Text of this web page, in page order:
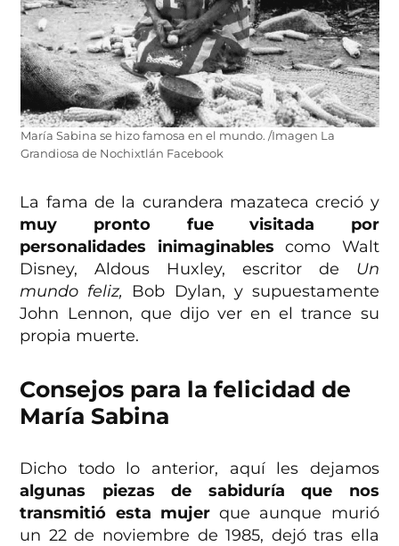
María Sabina se hizo famosa en el mundo. /Imagen La
Grandiosa de Nochixtlán Facebook
La fama de la curandera mazateca creció y
muy pronto fue visitada por
personalidades inimaginables como Walt
Disney, Aldous Huxley, escritor de Un
mundo feliz, Bob Dylan, y supuestamente
John Lennon, que dijo ver en el trance su
propia muerte.
Consejos para la felicidad de
María Sabina
Dicho todo lo anterior, aquí les dejamos
algunas piezas de sabiduría que nos
transmitió esta mujerque aunque murió
un 22 de noviembre de 1985, dejó tras ella